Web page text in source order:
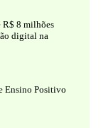
R$ 8 milhões
digital na
Ensino Positivo